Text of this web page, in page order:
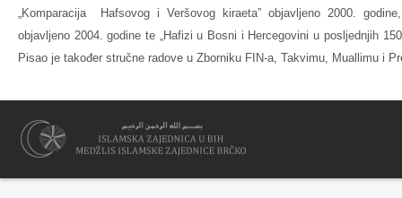
„Komparacija Hafsovog i Veršovog kiraeta” objavljeno 2000.
objavljeno 2004. godine te „Hafizi u Bosni i Hercegovini u posljednjih
Pisao je također stručne radove u Zborniku FIN-a, Takvimu, Muallimu i